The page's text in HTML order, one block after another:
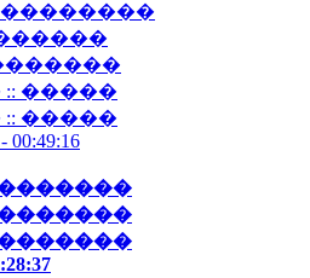
�����
�����
00:49:16